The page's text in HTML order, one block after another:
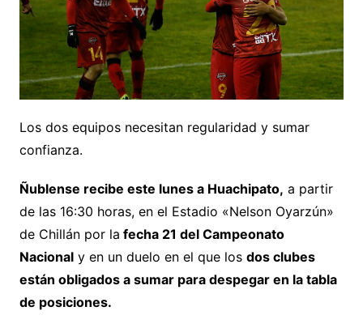
Los dos equipos necesitan regularidad y sumar
confianza.
Ñublense recibe este lunes a Huachipato, a partir
de las 16:30 horas, en el Estadio «Nelson Oyarzún»
de Chillán por la fecha 21 del Campeonato
Nacionaly en un duelo en el que los dos clubes
están obligados a sumar para despegar en la tabla
de posiciones.